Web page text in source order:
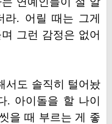
라. 어릴 때는 그게
그런 감정은 없어
서도 솔직히 털어놨
. 아이돌을 할 나이
을 때 부르는 게 좋